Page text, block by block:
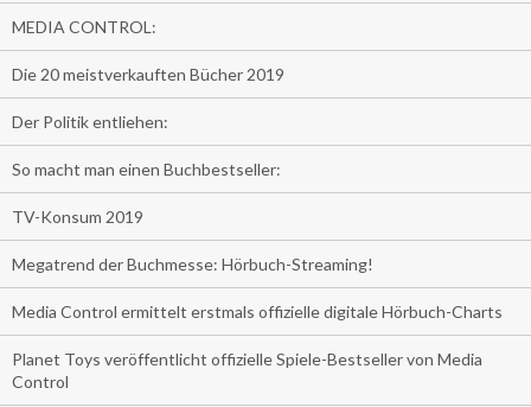
MEDIA CONTROL:
Die 20 meistverkauften Bücher 2019
Der Politik entliehen:
So macht man einen Buchbestseller:
TV-Konsum 2019
Megatrend der Buchmesse: Hörbuch-Streaming!
Media Control ermittelt erstmals offizielle digitale Hörbuch-Charts
Planet Toys veröffentlicht offizielle Spiele-Bestseller von Media
Control